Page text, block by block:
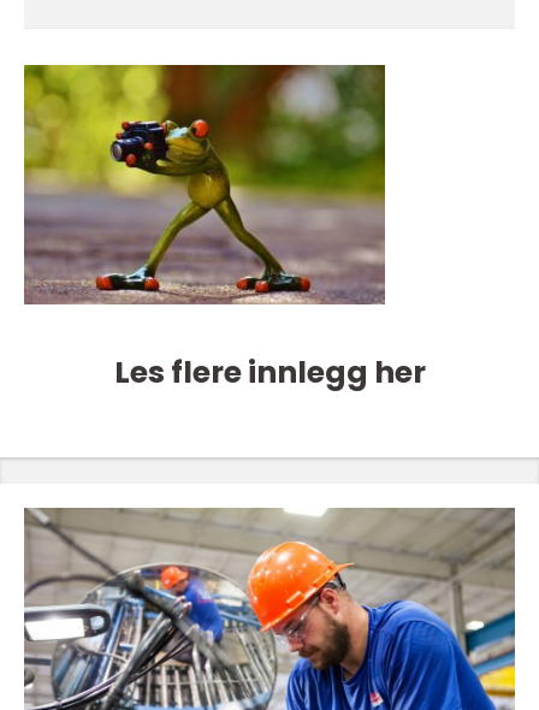
Les flere innlegg her